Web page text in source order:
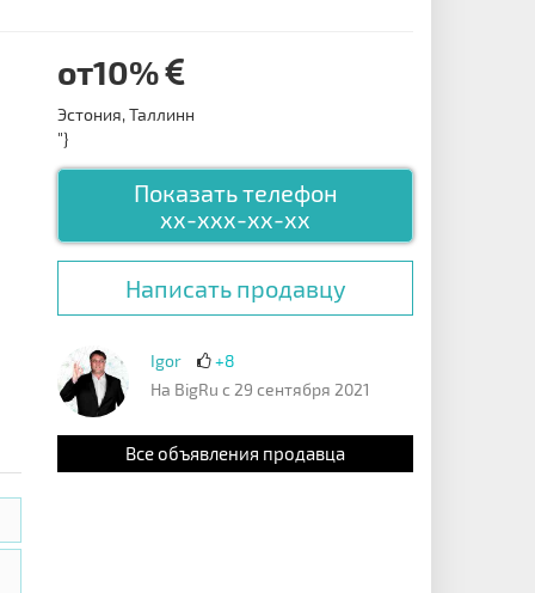
от10%
Эстония, Таллинн
"}
Показать телефон
xx-xxx-xx-xx
Написать продавцу
Igor
+8
На BigRu с 29 сентября 2021
Все объявления продавца